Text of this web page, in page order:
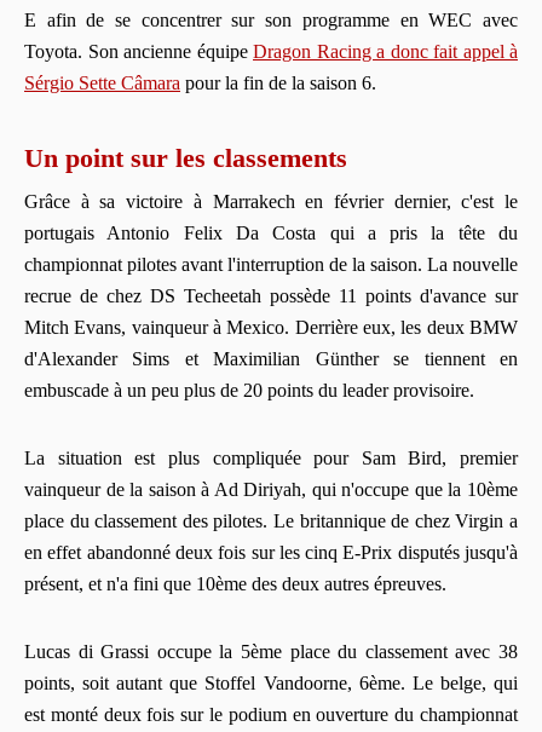
E afin de se concentrer sur son programme en WEC avec
Toyota. Son ancienne équipe Dragon Racing a donc fait appel à
Sérgio Sette Câmara pour la fin de la saison 6.
Un point sur les classements
Grâce à sa victoire à Marrakech en février dernier, c'est le
portugais Antonio Felix Da Costa qui a pris la tête du
championnat pilotes avant l'interruption de la saison. La nouvelle
recrue de chez DS Techeetah possède 11 points d'avance sur
Mitch Evans, vainqueur à Mexico. Derrière eux, les deux BMW
d'Alexander Sims et Maximilian Günther se tiennent en
embuscade à un peu plus de 20 points du leader provisoire.
La situation est plus compliquée pour Sam Bird, premier
vainqueur de la saison à Ad Diriyah, qui n'occupe que la 10ème
place du classement des pilotes. Le britannique de chez Virgin a
en effet abandonné deux fois sur les cinq E-Prix disputés jusqu'à
présent, et n'a fini que 10ème des deux autres épreuves.
Lucas di Grassi occupe la 5ème place du classement avec 38
points, soit autant que Stoffel Vandoorne, 6ème. Le belge, qui
est monté deux fois sur le podium en ouverture du championnat